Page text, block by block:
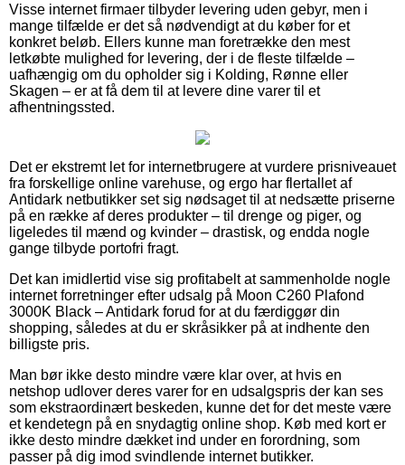
Visse internet firmaer tilbyder levering uden gebyr, men i
mange tilfælde er det så nødvendigt at du køber for et
konkret beløb. Ellers kunne man foretrække den mest
letkøbte mulighed for levering, der i de fleste tilfælde –
uafhængig om du opholder sig i Kolding, Rønne eller
Skagen – er at få dem til at levere dine varer til et
afhentningssted.
Det er ekstremt let for internetbrugere at vurdere prisniveauet
fra forskellige online varehuse, og ergo har flertallet af
Antidark netbutikker set sig nødsaget til at nedsætte priserne
på en række af deres produkter – til drenge og piger, og
ligeledes til mænd og kvinder – drastisk, og endda nogle
gange tilbyde portofri fragt.
Det kan imidlertid vise sig profitabelt at sammenholde nogle
internet forretninger efter udsalg på Moon C260 Plafond
3000K Black – Antidark forud for at du færdiggør din
shopping, således at du er skråsikker på at indhente den
billigste pris.
Man bør ikke desto mindre være klar over, at hvis en
netshop udlover deres varer for en udsalgspris der kan ses
som ekstraordinært beskeden, kunne det for det meste være
et kendetegn på en snydagtig online shop. Køb med kort er
ikke desto mindre dækket ind under en forordning, som
passer på dig imod svindlende internet butikker.